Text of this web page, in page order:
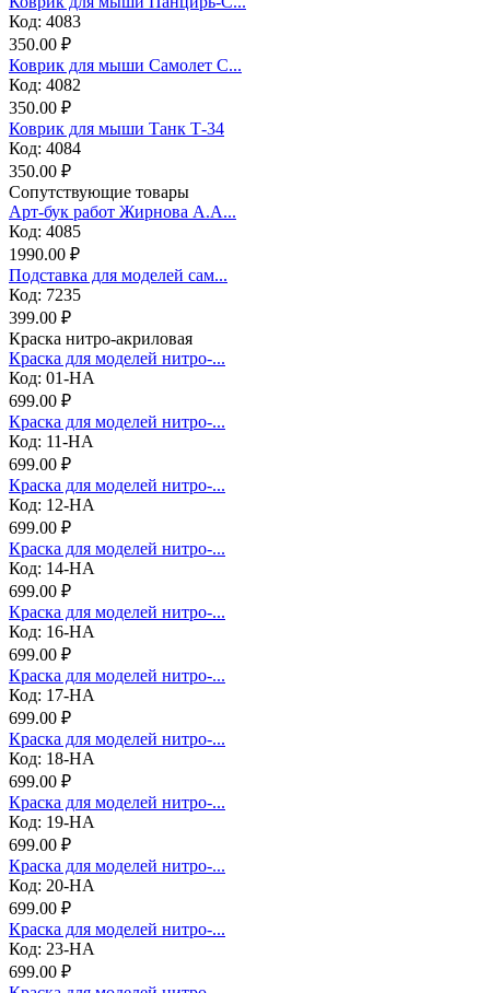
Код: 4083
350.00 ₽
Коврик для мыши Самолет С...
Код: 4082
350.00 ₽
Коврик для мыши Танк Т-34
Код: 4084
350.00 ₽
Сопутствующие товары
Арт-бук работ Жирнова А.А...
Код: 4085
1990.00 ₽
Подставка для моделей сам...
Код: 7235
399.00 ₽
Краска нитро-акриловая
Краска для моделей нитро-...
Код: 01-НА
699.00 ₽
Краска для моделей нитро-...
Код: 11-НА
699.00 ₽
Краска для моделей нитро-...
Код: 12-НА
699.00 ₽
Краска для моделей нитро-...
Код: 14-НА
699.00 ₽
Краска для моделей нитро-...
Код: 16-НА
699.00 ₽
Краска для моделей нитро-...
Код: 17-НА
699.00 ₽
Краска для моделей нитро-...
Код: 18-НА
699.00 ₽
Краска для моделей нитро-...
Код: 19-НА
699.00 ₽
Краска для моделей нитро-...
Код: 20-НА
699.00 ₽
Краска для моделей нитро-...
Код: 23-НА
699.00 ₽